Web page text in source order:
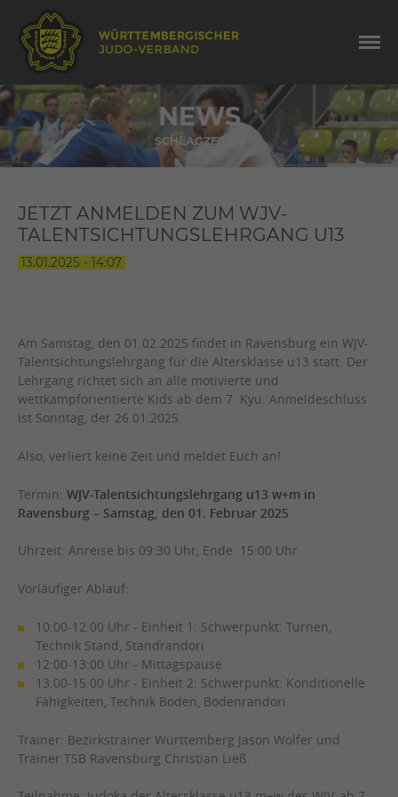
NEWS
SCHLAGZEILEN
JETZT ANMELDEN ZUM WJV-
TALENTSICHTUNGSLEHRGANG U13
13.01.2025 - 14:07
Am Samstag, den 01.02.2025 findet in Ravensburg ein WJV-
Talentsichtungslehrgang für die Altersklasse u13 statt. Der
Lehrgang richtet sich an alle motivierte und
wettkampforientierte Kids ab dem 7. Kyu. Anmeldeschluss
ist Sonntag, der 26.01.2025.
Also, verliert keine Zeit und meldet Euch an!
Termin: WJV-Talentsichtungslehrgang u13 w+m in
Ravensburg – Samstag, den 01. Februar 2025
Uhrzeit: Anreise bis 09:30 Uhr, Ende: 15:00 Uhr
Vorläufiger Ablauf:
10:00-12:00 Uhr - Einheit 1: Schwerpunkt: Turnen,
Technik Stand, Standrandori
12:00-13:00 Uhr - Mittagspause
13:00-15:00 Uhr - Einheit 2: Schwerpunkt: Konditionelle
Fähigkeiten, Technik Boden, Bodenrandori
Trainer: Bezirkstrainer Württemberg Jason Wolfer und
Trainer TSB Ravensburg Christian Ließ.